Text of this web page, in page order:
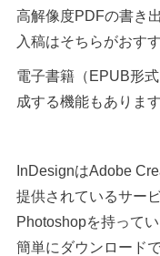
高解像度PDFの書き
入稿はそちらがおす
電子書籍（EPUB形
成する機能もあります
InDesignはAdobe
提供されているサー
Photoshopを持って
簡単にダウンロードで